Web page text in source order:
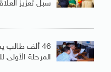
سبل تعزيز
46 ألف طالب
المرحلة الأولى